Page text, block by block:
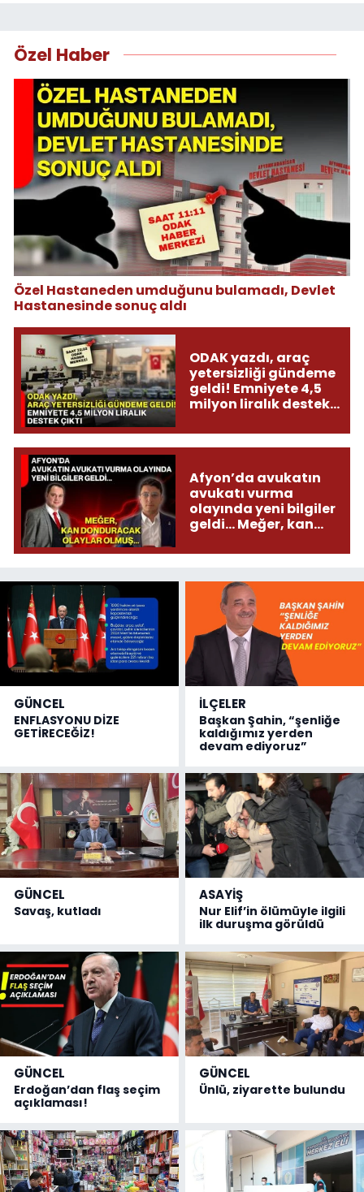
Özel Haber
Özel Hastaneden umduğunu bulamadı, Devlet
Hastanesinde sonuç aldı
ODAK yazdı, araç
yetersizliği gündeme
geldi! Emniyete 4,5
milyon liralık destek
Afyon’da avukatın
avukatı vurma
olayında yeni bilgiler
geldi... Meğer, kan
olmuş...
GÜNCEL
ENFLASYONU DİZE
GETİRECEĞİZ!
İLÇELER
Başkan Şahin, “şenliğe
kaldığımız yerden
devam ediyoruz”
GÜNCEL
Savaş, kutladı
ASAYİŞ
Nur Elif’in ölümüyle ilgili
ilk duruşma görüldü
GÜNCEL
Erdoğan’dan flaş seçim
açıklaması!
GÜNCEL
Ünlü, ziyarette bulundu